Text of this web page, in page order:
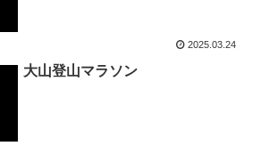
2025.03.24
大山登山マラソン